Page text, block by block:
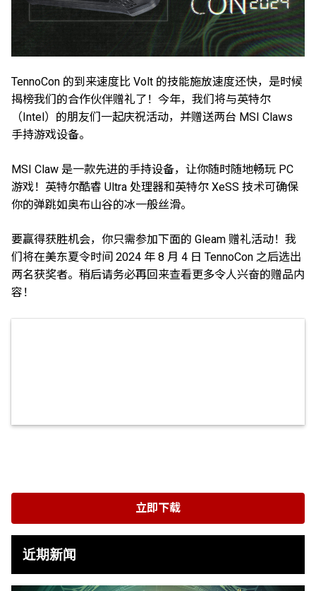
TennoCon 的到来速度比 Volt 的技能施放速度还快，是时候
揭榜我们的合作伙伴赠礼了！今年，我们将与英特尔
（Intel）的朋友们一起庆祝活动，并赠送两台 MSI Claws
手持游戏设备。
MSI Claw 是一款先进的手持设备，让你随时随地畅玩 PC
游戏！英特尔酷睿 Ultra 处理器和英特尔 XeSS 技术可确保
你的弹跳如奥布山谷的冰一般丝滑。
要赢得获胜机会，你只需参加下面的 Gleam 赠礼活动！我
们将在美东夏令时间 2024 年 8 月 4 日 TennoCon 之后选出
两名获奖者。稍后请务必再回来查看更多令人兴奋的赠品内
容！
立即下载
近期新闻